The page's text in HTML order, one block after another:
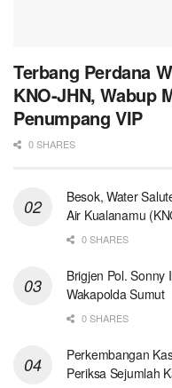
Terbang Perdana
KNO-JHN, Wabup
Penumpang VIP
0 SHARES
Besok, Water
Air Kualanamu
0 SHARES
Brigjen Pol. Sonny
Wakapolda Sumut
0 SHARES
Perkembangan
Periksa Sejumlah